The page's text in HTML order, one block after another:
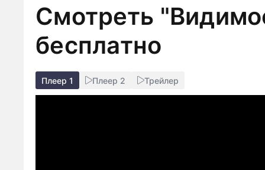
Смотреть
бесплатно
Плеер 1 Плеер 2 Трейлер